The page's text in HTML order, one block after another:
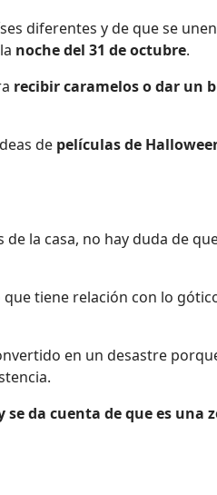
diferentes y de que se
noche del 31 de octubre.
recibir caramelos o dar un
de películas de
la casa, no hay duda de
tiene relación con lo
en un desastre
da cuenta de que es una